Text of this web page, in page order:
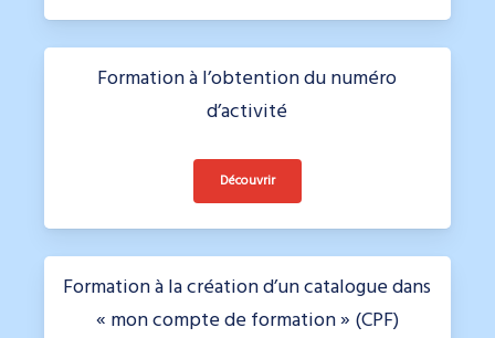
Formation à l’obtention du numéro
d’activité
Découvrir
Formation à la création d’un catalogue dans
« mon compte de formation » (CPF)